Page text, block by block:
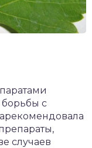
борьбы с
случаев